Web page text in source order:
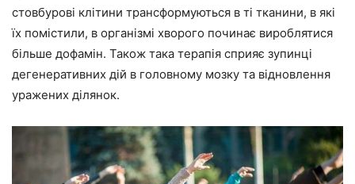
стовбурові клітини трансформуються в ті тканини, в які
їх помістили, в організмі хворого починає вироблятися
більше дофамін. Також така терапія сприяє зупинці
дегенеративних дій в головному мозку та відновлення
уражених ділянок.